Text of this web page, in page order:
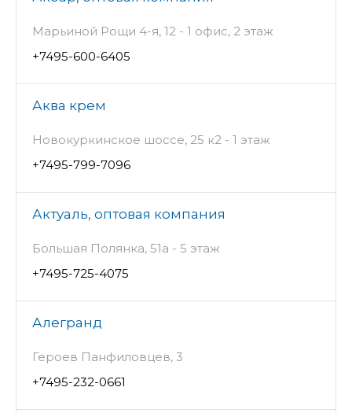
Марьиной Рощи 4-я, 12 - 1 офис, 2 этаж
+7495-600-6405
Аква крем
Новокуркинское шоссе, 25 к2 - 1 этаж
+7495-799-7096
Актуаль, оптовая компания
Большая Полянка, 51а - 5 этаж
+7495-725-4075
Алегранд
Героев Панфиловцев, 3
+7495-232-0661